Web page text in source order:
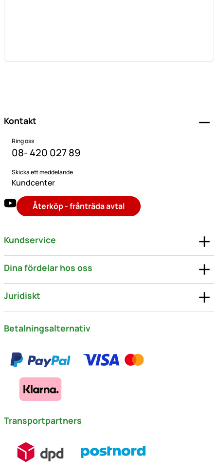
Kontakt
Ring oss
08- 420 027 89
Skicka ett meddelande
Kundcenter
Återköp - frånträda avtal
Kundservice
Dina fördelar hos oss
Juridiskt
Betalningsalternativ
Transportpartners